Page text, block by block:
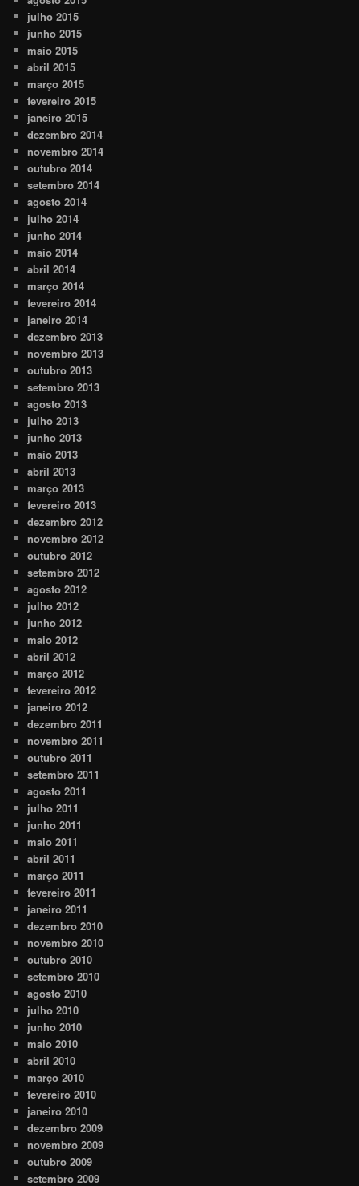
julho 2015
junho 2015
maio 2015
abril 2015
março 2015
fevereiro 2015
janeiro 2015
dezembro 2014
novembro 2014
outubro 2014
setembro 2014
agosto 2014
julho 2014
junho 2014
maio 2014
abril 2014
março 2014
fevereiro 2014
janeiro 2014
dezembro 2013
novembro 2013
outubro 2013
setembro 2013
agosto 2013
julho 2013
junho 2013
maio 2013
abril 2013
março 2013
fevereiro 2013
dezembro 2012
novembro 2012
outubro 2012
setembro 2012
agosto 2012
julho 2012
junho 2012
maio 2012
abril 2012
março 2012
fevereiro 2012
janeiro 2012
dezembro 2011
novembro 2011
outubro 2011
setembro 2011
agosto 2011
julho 2011
junho 2011
maio 2011
abril 2011
março 2011
fevereiro 2011
janeiro 2011
dezembro 2010
novembro 2010
outubro 2010
setembro 2010
agosto 2010
julho 2010
junho 2010
maio 2010
abril 2010
março 2010
fevereiro 2010
janeiro 2010
dezembro 2009
novembro 2009
outubro 2009
setembro 2009